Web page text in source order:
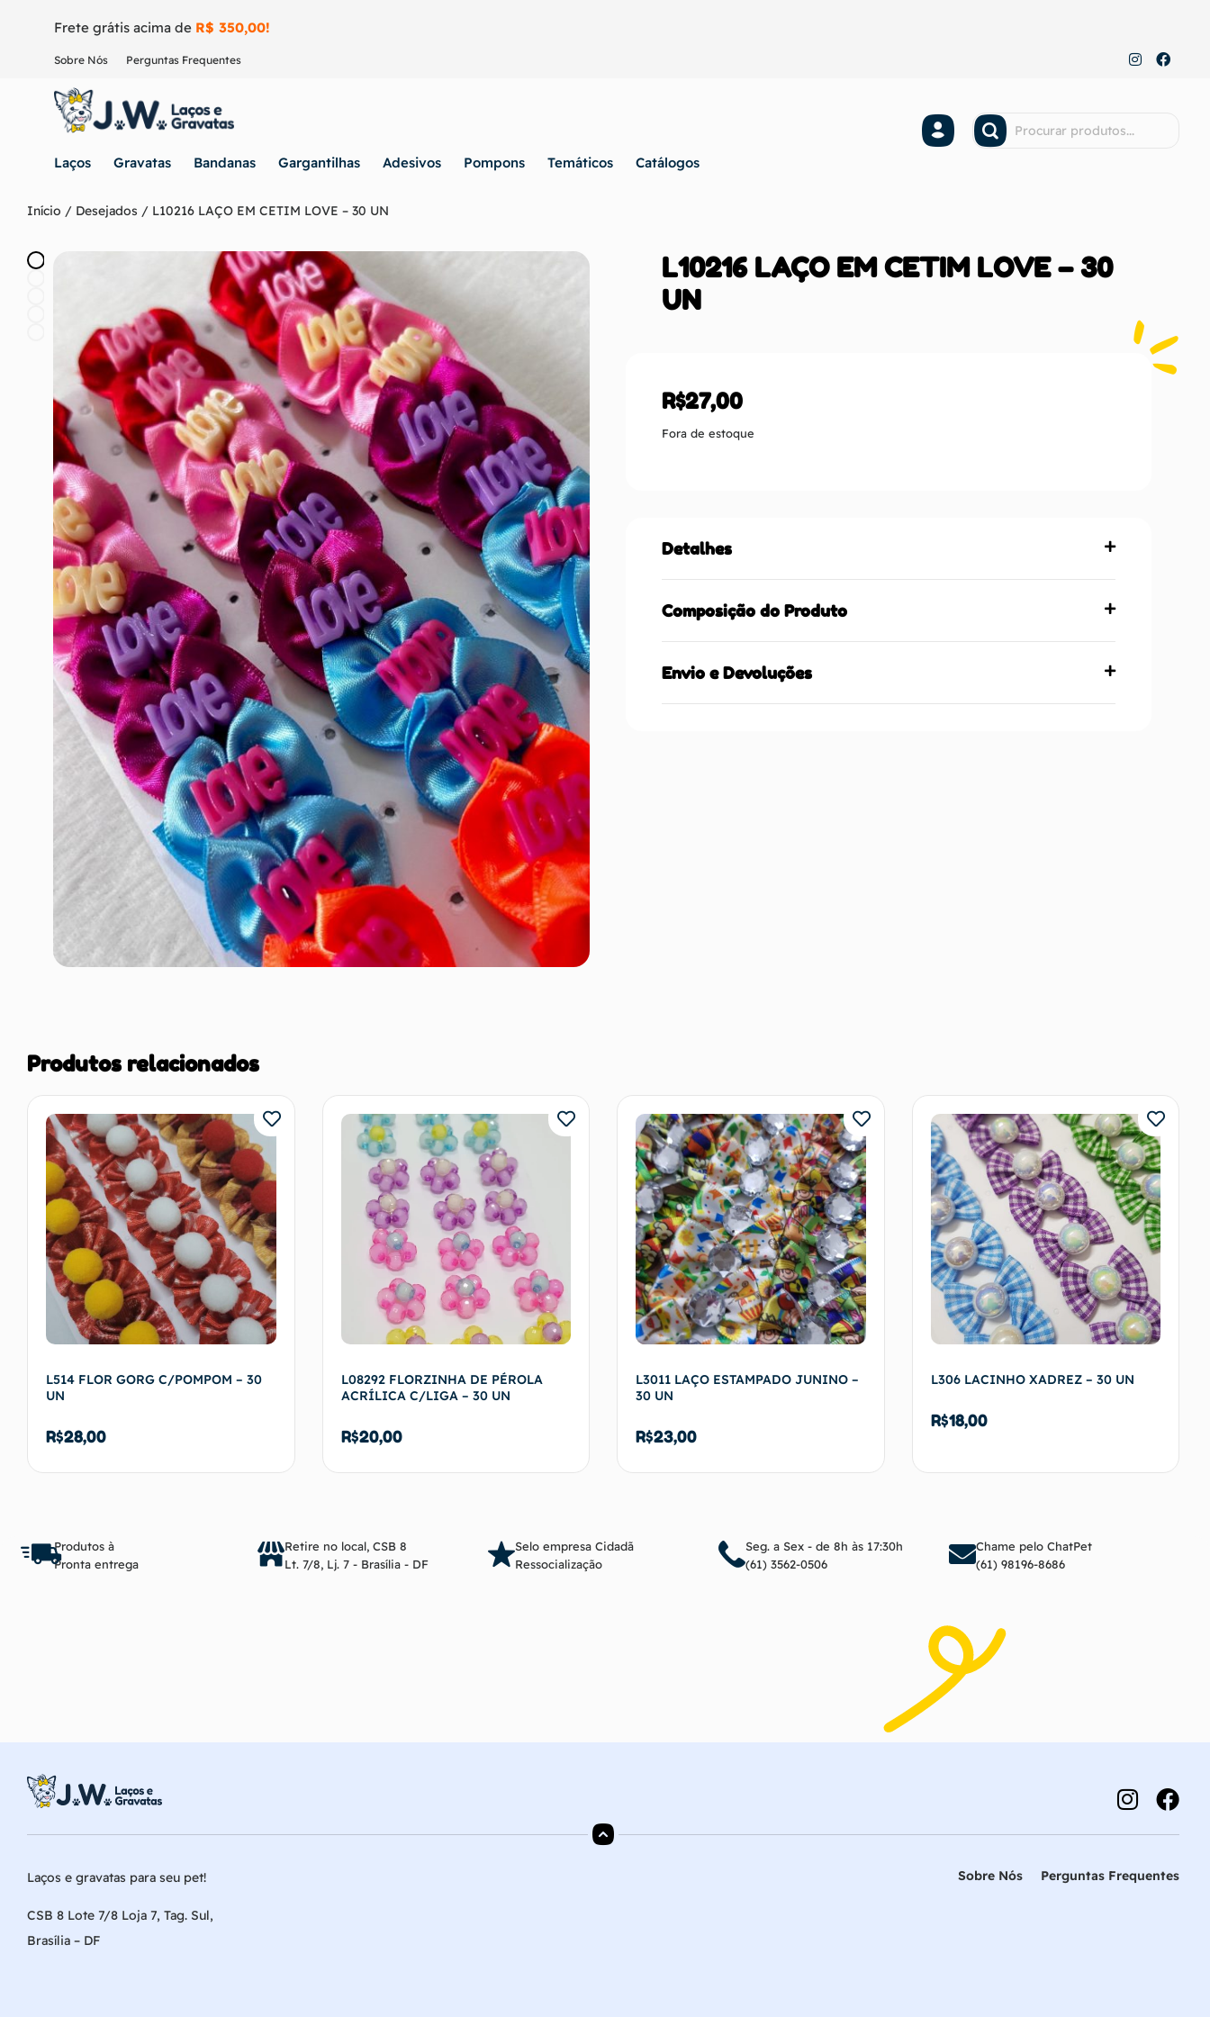
Frete grátis acima de R$ 350,00!
Sobre Nós Perguntas Frequentes
Laços Gravatas Bandanas Gargantilhas Adesivos Pompons Temáticos Catálogos
Início / Desejados / L10216 LAÇO EM CETIM LOVE – 30 UN
L10216 LAÇO EM CETIM LOVE – 30
UN
R$27,00
Fora de estoque
Detalhes
Composição do Produto
Envio e Devoluções
Produtos relacionados
L514 FLOR GORG C/POMPOM – 30
UN
R$28,00
L08292 FLORZINHA DE PÉROLA
ACRÍLICA C/LIGA – 30 UN
R$20,00
Adicionar ao carrinho
L3011 LAÇO ESTAMPADO JUNINO –
30 UN
R$23,00
Adicionar ao carrinho
L306 LACINHO XADREZ – 30 UN
R$18,00
Adicionar ao carrinho
Produtos à
Pronta entrega
Retire no local, CSB 8
Lt. 7/8, Lj. 7 - Brasília - DF
Selo empresa Cidadã
Ressocialização
Seg. a Sex - de 8h às 17:30h
(61) 3562-0506
Chame pelo ChatPet
(61) 98196-8686
Laços e gravatas para seu pet!
CSB 8 Lote 7/8 Loja 7, Tag. Sul,
Brasília – DF
Sobre Nós Perguntas Frequentes